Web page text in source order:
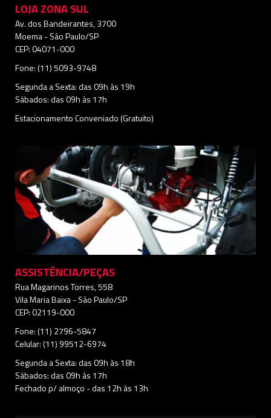
LOJA ZONA SUL
Av. dos Bandeirantes, 3700
Moema - São Paulo/SP
CEP: 04071-000
Fone: (11) 5093-9748
Segunda a Sexta: das 09h às 19h
Sábados: das 09h às 17h
Estacionamento Conveniado (Gratuito)
ASSISTÊNCIA/PEÇAS
Rua Magarinos Torres, 558
Vila Maria Baixa - São Paulo/SP
CEP: 02119-000
Fone: (11) 2796-5847
Celular: (11) 99512-6974
Segunda a Sexta: das 09h às 18h
Sábados: das 09h às 17h
Fechado p/ almoço - das 12h às 13h